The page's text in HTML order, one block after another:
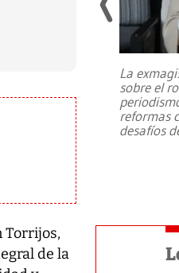
Torrijos,
de la
28 de
La
sobre el
reformas
desafíos